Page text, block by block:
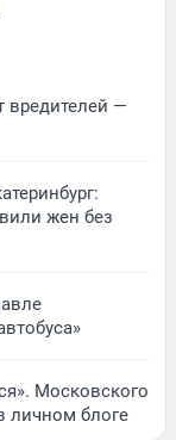
вредителей —
жен без
Московского
личном блоге